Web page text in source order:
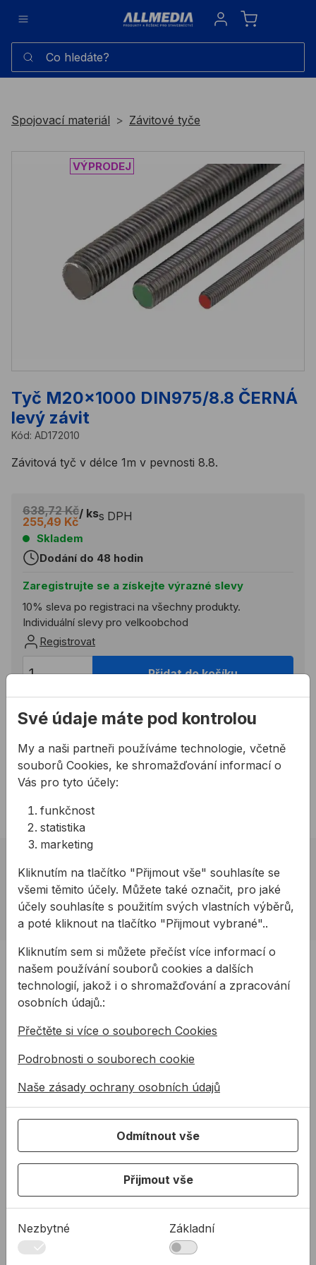
Sign in
Co hledáte?
Spojovací materiál Závitové tyče
Tyč M20x1000 DIN975/8.8 ČERNÁ
levý závit
Kód: AD172010
Závitová tyč v délce 1m v pevnosti 8.8.
638,72 Kč
255,49 Kč
/ kss DPH
Skladem
Dodání do 48 hodin
Zaregistrujte se a získejte výrazné slevy
10% sleva po registraci na všechny produkty.
Individuální slevy pro velkoobchod
Registrovat
Přidat do košíku
Potřebujete poradit?
724 944 078
info@allmedia-cz.cz
allmediasro (po-ne 7-22 h)
allmedia@allmedia.sk
allmediasro (po-ne 7-22 h)
PRODUKTY
Produkty
Podpora
Řešení
O nás
PODPORA
Ke stažení
Rady a tipy
KONTAKTY
Společnost
Kancelář
Své údaje máte pod kontrolou
My a naši partneři používáme technologie, včetně
souborů Cookies, ke shromažďování informací o
Vás pro tyto účely:
funkčnost
statistika
marketing
Kliknutím na tlačítko "Přijmout vše" souhlasíte se
všemi těmito účely. Můžete také označit, pro jaké
účely souhlasíte s použitím svých vlastních výběrů,
a poté kliknout na tlačítko "Přijmout vybrané"..
Kliknutím sem si můžete přečíst více informací o
našem používání souborů cookies a dalších
technologií, jakož i o shromažďování a zpracování
osobních údajů.:
Přečtěte si více o souborech Cookies
Podrobnosti o souborech cookie
Naše zásady ochrany osobních údajů
Odmítnout vše
Přijmout vše
Nezbytné Základní